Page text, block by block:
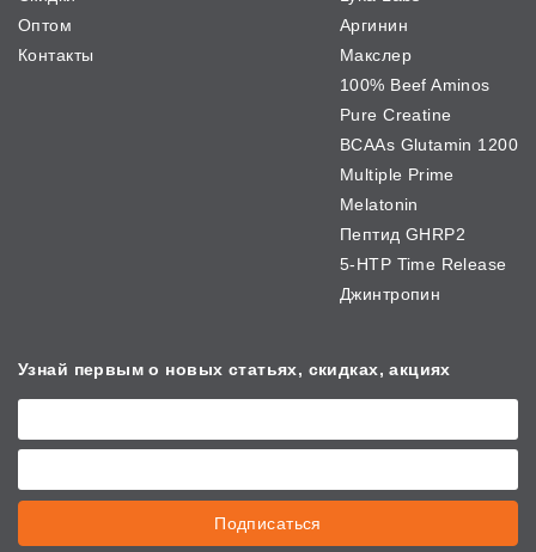
Оптом
Контакты
Аргинин
Макслер
100% Beef Aminos
Pure Creatine
BCAAs Glutamin 1200
Multiple Prime
Melatonin
Пептид GHRP2
5-HTP Time Release
Джинтропин
Узнай первым о новых статьях, скидках, акциях
Подписаться